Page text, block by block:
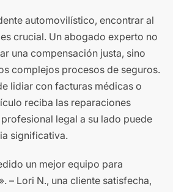
automovilístico, encontrar al
crucial. Un abogado experto no
una compensación justa, sino
complejos procesos de seguros.
lidiar con facturas médicas o
reciba las reparaciones
legal a su lado puede
significativa.
un mejor equipo para
– Lori N., una cliente satisfecha,